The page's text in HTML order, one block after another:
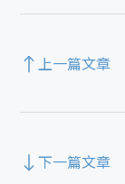
上一篇文章
下一篇文章